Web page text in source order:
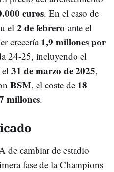
euros. En el caso de
el 2 de febrero ante el
crecería 1,9 millones por
24-25, incluyendo el
el 31 de marzo de 2025,
BSM, el coste de 18
millones.
de cambiar de estadio
fase de la Champions